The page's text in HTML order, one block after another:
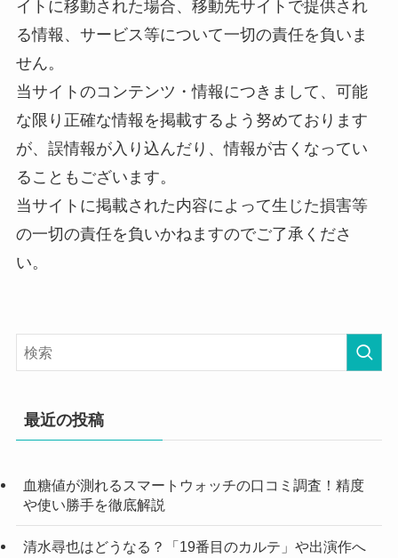
イトに移動された場合、移動先サイトで提供され
る情報、サービス等について一切の責任を負いま
せん。
当サイトのコンテンツ・情報につきまして、可能
な限り正確な情報を掲載するよう努めております
が、誤情報が入り込んだり、情報が古くなってい
ることもございます。
当サイトに掲載された内容によって生じた損害等
の一切の責任を負いかねますのでご了承くださ
い。
最近の投稿
血糖値が測れるスマートウォッチの口コミ調査！精度
や使い勝手を徹底解説
清水尋也はどうなる？「19番目のカルテ」や出演作へ